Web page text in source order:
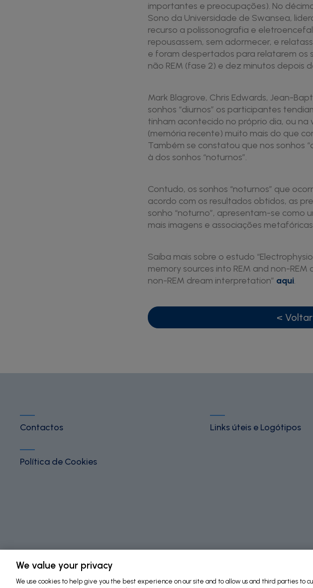
importantes e preocupações). No
Sono da Universidade de Swansea,
recurso a polissonografia e
repousassem, sem adormecer, e
e foram despertados para relatarem os
não REM (fase 2) e dez minutos depois
Mark Blagrove, Chris Edwards, Jean-
sonhos “diurnos” os participantes
tinham acontecido no próprio dia, ou
(memória recente) muito mais do que
Também se constatou que nos sonhos
à dos sonhos “noturnos”.
Contudo, os sonhos “noturnos” que
acordo com os resultados obtidos, as
sonho “noturno”, apresentam-se como
mais imagens e associações
Saiba mais sobre o estudo
memory sources into REM and non-
non-REM dream interpretation” aqui.
<
Contactos Links úteis e Logótipos
Política de Cookies
We value your privacy
We use cookies to help give you the best experience on our site and to allow us and third parties to